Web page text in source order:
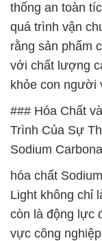
thống an toàn
quá trình vận
rằng sản phẩm
với chất lượng
khỏe con người
### Hóa Chất
Trình Của Sự
Sodium
hóa chất
Light không chỉ
còn là động lực
vực công